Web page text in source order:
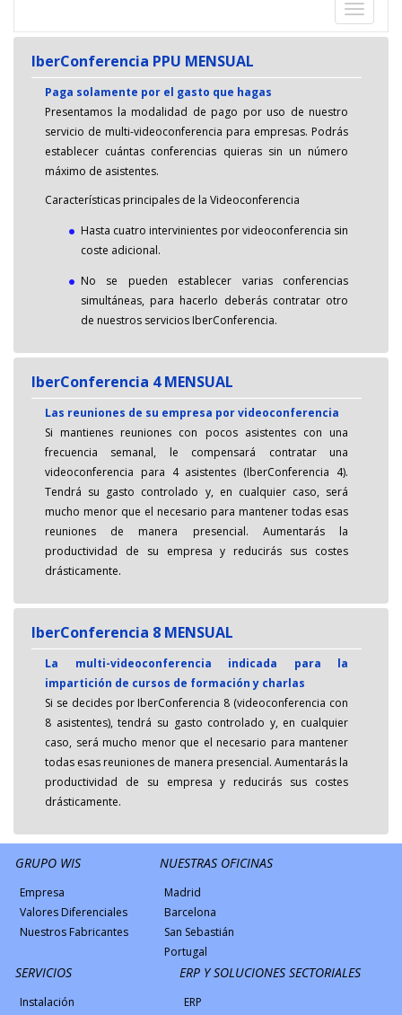
IberConferencia PPU MENSUAL
Paga solamente por el gasto que hagas
Presentamos la modalidad de pago por uso de nuestro
servicio de multi-videoconferencia para empresas. Podrás
establecer cuántas conferencias quieras sin un número
máximo de asistentes.
Características principales de la Videoconferencia
Hasta cuatro intervinientes por videoconferencia sin
coste adicional.
No se pueden establecer varias conferencias
simultáneas, para hacerlo deberás contratar otro
de nuestros servicios IberConferencia.
IberConferencia 4 MENSUAL
Las reuniones de su empresa por videoconferencia
Si mantienes reuniones con pocos asistentes con una
frecuencia semanal, le compensará contratar una
videoconferencia para 4 asistentes (IberConferencia 4).
Tendrá su gasto controlado y, en cualquier caso, será
mucho menor que el necesario para mantener todas esas
reuniones de manera presencial. Aumentarás la
productividad de su empresa y reducirás sus costes
drásticamente.
IberConferencia 8 MENSUAL
La multi-videoconferencia indicada para la
impartición de cursos de formación y charlas
Si se decides por IberConferencia 8 (videoconferencia con
8 asistentes), tendrá su gasto controlado y, en cualquier
caso, será mucho menor que el necesario para mantener
todas esas reuniones de manera presencial. Aumentarás la
productividad de su empresa y reducirás sus costes
drásticamente.
GRUPO WIS
Empresa
Valores Diferenciales
Nuestros Fabricantes
NUESTRAS OFICINAS
Madrid
Barcelona
San Sebastián
Portugal
SERVICIOS
Instalación
ERP Y SOLUCIONES SECTORIALES
ERP